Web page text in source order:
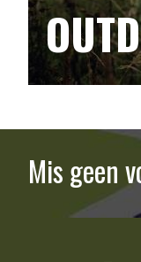
Mis geen